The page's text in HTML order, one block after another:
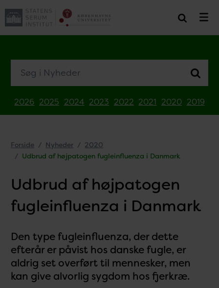
2026 2025 2024 2023 2022 2021 2020 2019
Forside Nyheder
2020
Udbrud af højpatogen fugleinfluenza i Danmark
Udbrud af højpatogen
fugleinfluenza i Danmark
Den type fugleinfluenza, der dette
efterår er påvist hos danske fugle, er
aldrig set overført til mennesker, men
kan give alvorlig sygdom hos fjerkræ.